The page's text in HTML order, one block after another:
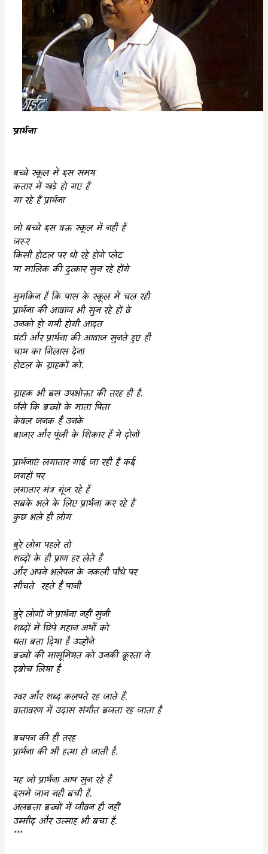
प्रार्थना
बच्चे स्कूल में इस समय
कतार में खड़े हो गए हैं
गा रहे हैं प्रार्थना
जो बच्चे इस वक्त स्कूल में नहीं हैं
जरूर
किसी होटल पर धो रहे होंगे प्लेट
या मालिक की दुत्कार सुन रहे होंगे
मुमकिन है कि पास के स्कूल में चल रही
प्रार्थना की आवाज भी सुन रहे हों वे
उनको हो गयी होगी आदत
घंटी और प्रार्थना की आवाज सुनते हुए ही
चाय का गिलास देना
होटल के ग्राहकों को.
ग्राहक भी बस उपभोक्ता की तरह ही है.
जैसे कि बच्चों के माता पिता
केवल जनक हैं उनके
बाजा़र और पूंजी के शिकार हैं ये दोनों
प्रार्थनाएं लगातार गाई जा रही हैं कई
जगहों पर
लगातार मंत्र गूंज रहे हैं
सबके भले के लिए प्रार्थना कर रहे हैं
कुछ भले ही लोग
बुरे लोग पहले तो
शब्दों के ही प्राण हर लेते हैं
और अपने भलेपन के नकली पौधे पर
सींचते रहते हैं पानी
बुरे लोगों ने प्रार्थना नहीं सुनी
शब्दों में छिपे महान अर्थों को
धता बता दिया है उन्होंने
बच्चों की मासूमियत को उनकी क्रूरता ने
दबोच लिया है
स्वर और शब्द कलपते रह जाते हैं.
वातावरण में उदास संगीत बजता रह जाता है
बचपन की ही तरह
प्रार्थना की भी हत्या हो जाती है.
यह जो प्रार्थना आप सुन रहे हैं
इसमें जान नहीं बची है.
अलबत्ता बच्चों में जीवन ही नहीं
उम्मीद और उत्साह भी बचा है.
***